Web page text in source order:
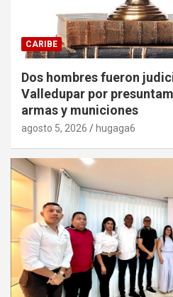
CARIBE
Dos hombres fueron
Valledupar por
armas y municiones
agosto 5, 2026 hugaga6